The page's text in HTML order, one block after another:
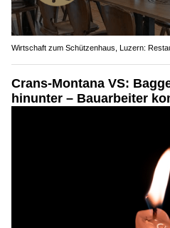
Wirtschaft zum Schützenhaus, Luzern:
Crans-Montana VS:
hinunter – Bauarbeiter